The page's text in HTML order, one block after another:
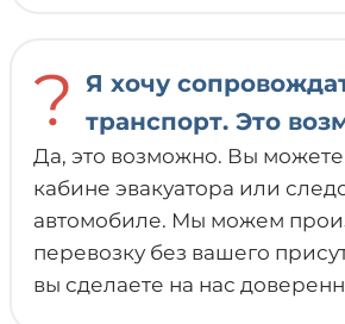
? Я хочу
транспорт. Это
Да, это возможно. Вы можете
кабине эвакуатора или
автомобиле. Мы можем
перевозку без вашего
вы сделаете на нас